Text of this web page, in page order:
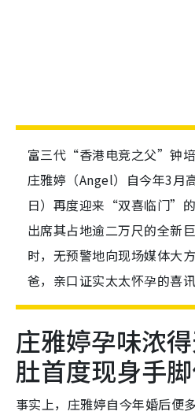
富三代“香港电竞之父”钟
庄雅婷（Angel）自今年3月
日）再度迎来“双喜临门”
出席其占地逾二万尺的全新
时，无预警地向现场媒体大
爸，亲口证实太太怀孕的喜讯
庄雅婷孕味浓
肚首度现身手
事实上，庄雅婷自今年婚后便